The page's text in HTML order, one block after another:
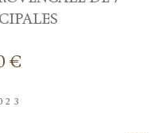
€